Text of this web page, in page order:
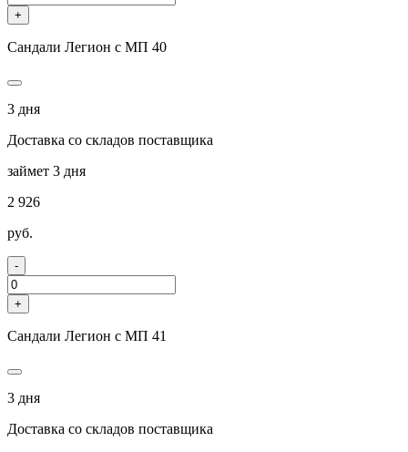
+
Сандали Легион с МП 40
3 дня
Доставка со складов поставщика
займет 3 дня
2 926
руб.
-
+
Сандали Легион с МП 41
3 дня
Доставка со складов поставщика